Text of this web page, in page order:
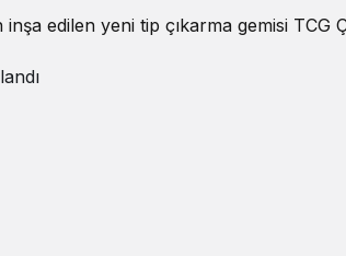
edilen yeni tip çıkarma gemisi TCG